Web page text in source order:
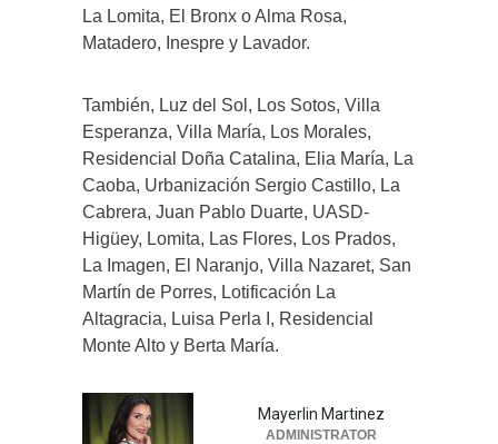
La Lomita, El Bronx o Alma Rosa,
Matadero, Inespre y Lavador.
También, Luz del Sol, Los Sotos, Villa
Esperanza, Villa María, Los Morales,
Residencial Doña Catalina, Elia María, La
Caoba, Urbanización Sergio Castillo, La
Cabrera, Juan Pablo Duarte, UASD-
Higüey, Lomita, Las Flores, Los Prados,
La Imagen, El Naranjo, Villa Nazaret, San
Martín de Porres, Lotificación La
Altagracia, Luisa Perla I, Residencial
Monte Alto y Berta María.
Mayerlin Martinez
ADMINISTRATOR